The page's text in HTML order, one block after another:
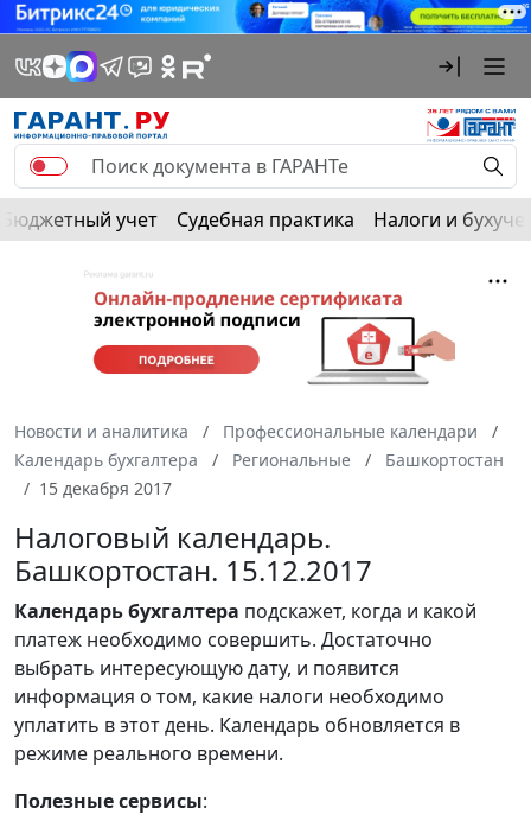
Бюджетный учет Судебная практика Налоги и
Новости и аналитика
Профессиональные календари
Календарь бухгалтера
Региональные
Башкортостан
15 декабря 2017
Налоговый календарь.
Башкортостан. 15.12.2017
Календарьбухгалтера подскажет, когда и какой
платеж необходимо совершить. Достаточно
выбрать интересующую дату, и появится
информация о том, какие налоги необходимо
уплатить в этот день. Календарь обновляется в
режиме реального времени.
Полезные сервисы: